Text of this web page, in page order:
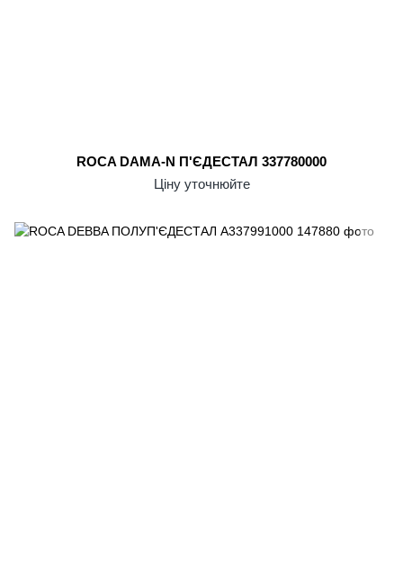
ROCA DAMA-N П'ЄДЕСТАЛ 337780000
Ціну уточнюйте